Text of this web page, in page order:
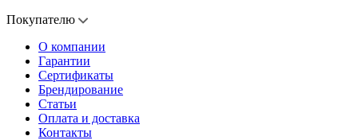
Покупателю
О компании
Гарантии
Сертификаты
Брендирование
Статьи
Оплата и доставка
Контакты